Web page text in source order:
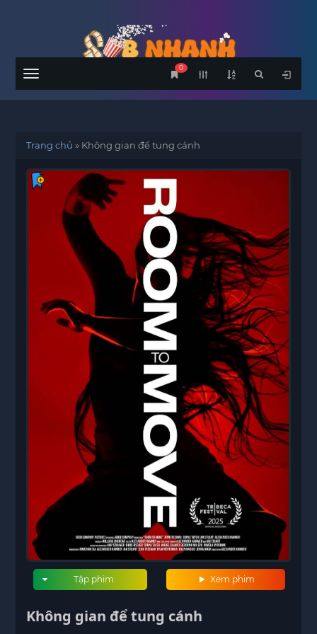
Menu
0
Trang chủ » Không gian để tung cánh
Xem phim
Tập phim
Không gian để tung cánh